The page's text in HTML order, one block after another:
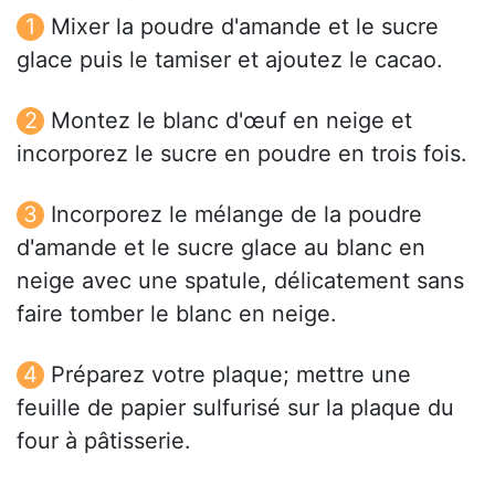
Mixer la poudre d'amande et le sucre
glace puis le tamiser et ajoutez le cacao.
Montez le blanc d'œuf en neige et
incorporez le sucre en poudre en trois fois.
Incorporez le mélange de la poudre
d'amande et le sucre glace au blanc en
neige avec une spatule, délicatement sans
faire tomber le blanc en neige.
Préparez votre plaque; mettre une
feuille de papier sulfurisé sur la plaque du
four à pâtisserie.